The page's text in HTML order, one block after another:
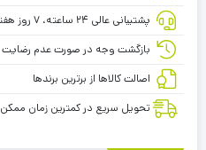
پشتیبانی عالی ۲۴ ساعته، ۷ روز هفته
بازگشت وجه در صورت عدم رضایت
اصالت کالاها از برترین برندها
تحویل سریع در کمترین زمان ممکن